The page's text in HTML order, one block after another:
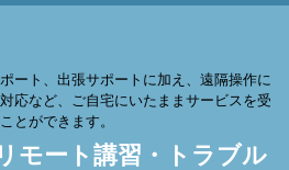
ート、出張サポートに加え、遠隔操作に
応など、ご自宅にいたままサービスを受
とができます。
モート講習・トラブル